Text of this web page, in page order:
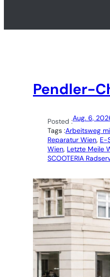
Pendler-
Posted :Aug. 6,
Tags :Arbeitsweg
Reparatur Wien, E-
Wien, Letzte Meile
SCOOTERIA